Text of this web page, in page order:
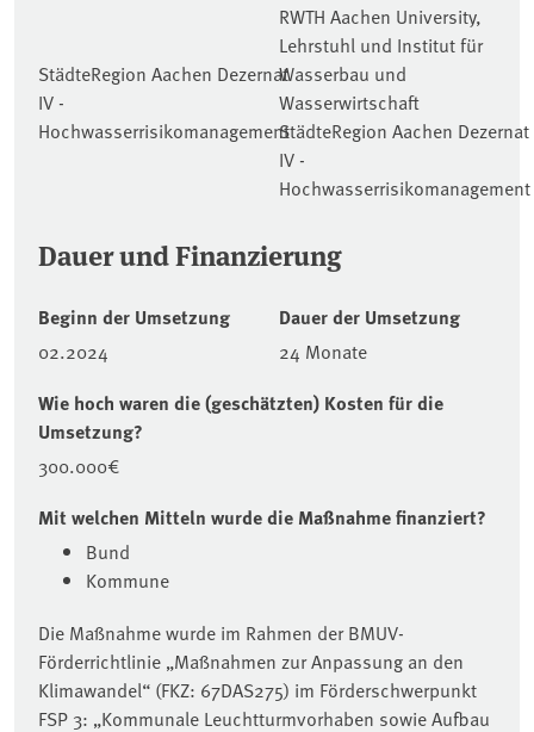
StädteRegion Aachen Dezernat
IV -
Hochwasserrisikomanagement
RWTH Aachen University,
Lehrstuhl und Institut für
Wasserbau und
Wasserwirtschaft
StädteRegion Aachen Dezernat
IV -
Hochwasserrisikomanagement
Dauer und Finanzierung
Beginn der Umsetzung
02.2024
Dauer der Umsetzung
24 Monate
Wie hoch waren die (geschätzten) Kosten für die
Umsetzung?
300.000€
Mit welchen Mitteln wurde die Maßnahme finanziert?
Bund
Kommune
Die Maßnahme wurde im Rahmen der BMUV-
Förderrichtlinie „Maßnahmen zur Anpassung an den
Klimawandel“ (FKZ: 67DAS275) im Förderschwerpunkt
FSP 3: „Kommunale Leuchtturmvorhaben sowie Aufbau